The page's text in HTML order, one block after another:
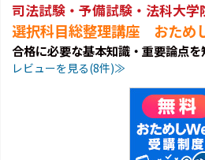
司法試験・予備試験・法科大学
選択科目総整理講座 おため
合格に必要な基本知識・重要論点を
レビューを見る(8件)≫